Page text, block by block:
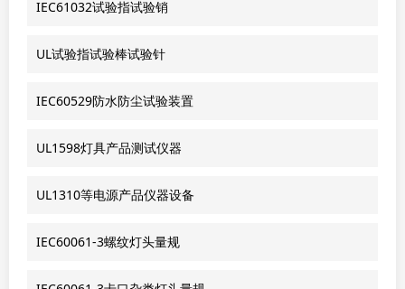
IEC61032试验指试验销
UL试验指试验棒试验针
IEC60529防水防尘试验装置
UL1598灯具产品测试仪器
UL1310等电源产品仪器设备
IEC60061-3螺纹灯头量规